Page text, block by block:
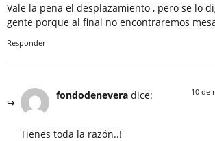
Vale la pena el desplazamiento , pero se lo
gente porque al final no encontraremos
Responder
fondodenevera dice: 10 de
Tienes toda la razón..!